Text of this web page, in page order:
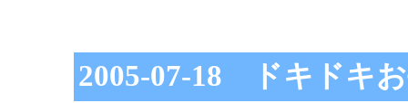
2005-07-18 ドキドキ